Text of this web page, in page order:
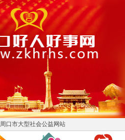
周口市大型社会公益网站